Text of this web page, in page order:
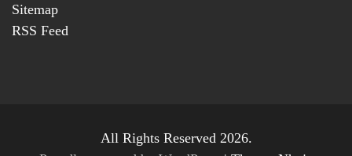
Sitemap
RSS Feed
All Rights Reserved 2026.